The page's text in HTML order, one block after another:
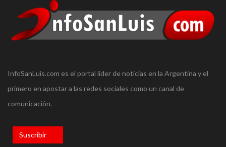
InfoSanLuis.com es el portal líder de noticias en la Argentina y el
primero en apostar a las redes sociales como un canal de
comunicación.
Suscribir